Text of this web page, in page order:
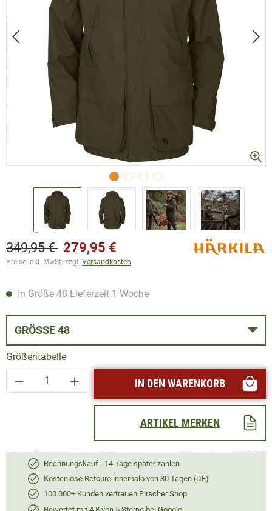
349,95 € 279,95 €
Preise inkl. MwSt. zzgl. Versandkosten
In Größe 48 Lieferzeit 1 Woche
GRÖSSE 48
Größentabelle
Produkt Anzahl: Gib den gewünschten
IN DEN WARENKORB
ARTIKEL MERKEN
Rechnungskauf - 14 Tage später zahlen
Kostenlose Retoure innerhalb von 30 Tagen (DE)
100.000+ Kunden vertrauen Pirscher Shop